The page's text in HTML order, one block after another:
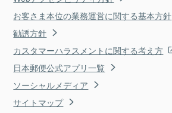
お客さま本位の業務運営に関する基本方針
勧誘方針
カスタマーハラスメントに関する考え方
日本郵便公式アプリ一覧
ソーシャルメディア
サイトマップ